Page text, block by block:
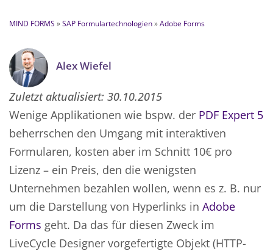
MIND FORMS »SAP Formulartechnologien»Adobe Forms
Alex Wiefel
Zuletzt aktualisiert: 30.10.2015
Wenige Applikationen wie bspw. der PDF Expert 5
beherrschen den Umgang mit interaktiven
Formularen, kosten aber im Schnitt 10€ pro
Lizenz – ein Preis, den die wenigsten
Unternehmen bezahlen wollen, wenn es z. B. nur
um die Darstellung von Hyperlinks in Adobe
Forms geht. Da das für diesen Zweck im
LiveCycle Designer vorgefertigte Objekt (HTTP-